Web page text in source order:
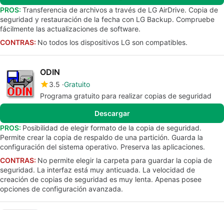
PROS: Transferencia de archivos a través de LG AirDrive. Copia de
seguridad y restauración de la fecha con LG Backup. Compruebe
fácilmente las actualizaciones de software.
CONTRAS: No todos los dispositivos LG son compatibles.
ODIN
3.5 Gratuito
Programa gratuito para realizar copias de seguridad
Descargar
PROS: Posibilidad de elegir formato de la copia de seguridad.
Permite crear la copia de respaldo de una partición. Guarda la
configuración del sistema operativo. Preserva las aplicaciones.
CONTRAS: No permite elegir la carpeta para guardar la copia de
seguridad. La interfaz está muy anticuada. La velocidad de
creación de copias de seguridad es muy lenta. Apenas posee
opciones de configuración avanzada.